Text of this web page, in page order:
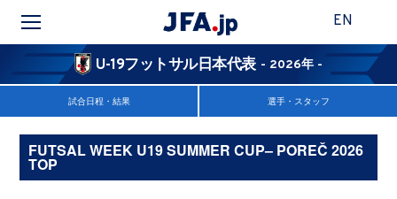
EN
U-19フットサル日本代表 - 2026年 -
試合日程・結果 選手・スタッフ
FUTSAL WEEK U19 SUMMER CUP– POREČ 2026
TOP